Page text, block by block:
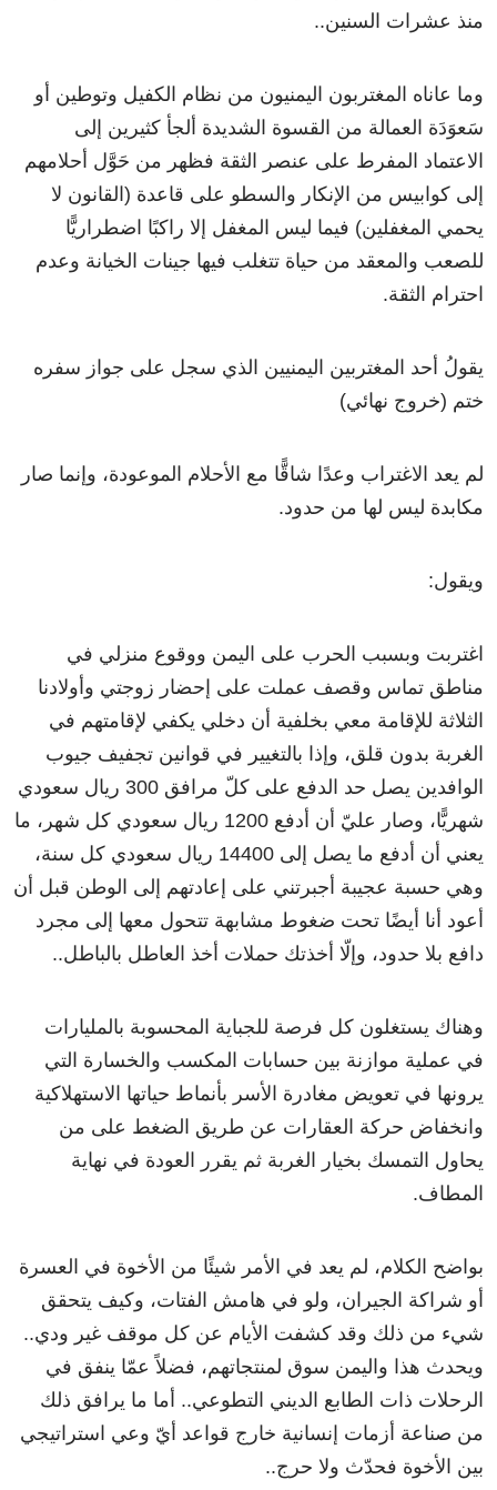
منذ عشرات السنين..
وما عاناه المغتربون اليمنيون من نظام الكفيل وتوطين أو
سَعوَدَة العمالة من القسوة الشديدة ألجأ كثيرين إلى
الاعتماد المفرط على عنصر الثقة فظهر من حَوَّل أحلامهم
إلى كوابيس من الإنكار والسطو على قاعدة (القانون لا
يحمي المغفلين) فيما ليس المغفل إلا راكبًا اضطراريًّا
للصعب والمعقد من حياة تتغلب فيها جينات الخيانة وعدم
احترام الثقة.
يقولُ أحد المغتربين اليمنيين الذي سجل على جواز سفره
ختم (خروج نهائي)
لم يعد الاغتراب وعدًا شاقًّا مع الأحلام الموعودة، وإنما صار
مكابدة ليس لها من حدود.
ويقول:
اغتربت وبسبب الحرب على اليمن ووقوع منزلي في
مناطق تماس وقصف عملت على إحضار زوجتي وأولادنا
الثلاثة للإقامة معي بخلفية أن دخلي يكفي لإقامتهم في
الغربة بدون قلق، وإذا بالتغيير في قوانين تجفيف جيوب
الوافدين يصل حد الدفع على كلّ مرافق 300 ريال سعودي
شهريًّا، وصار عليّ أن أدفع 1200 ريال سعودي كل شهر، ما
يعني أن أدفع ما يصل إلى 14400 ريال سعودي كل سنة،
وهي حسبة عجيبة أجبرتني على إعادتهم إلى الوطن قبل أن
أعود أنا أيضًا تحت ضغوط مشابهة تتحول معها إلى مجرد
دافع بلا حدود، وإلّا أخذتك حملات أخذ العاطل بالباطل..
وهناك يستغلون كل فرصة للجباية المحسوبة بالمليارات
في عملية موازنة بين حسابات المكسب والخسارة التي
يرونها في تعويض مغادرة الأسر بأنماط حياتها الاستهلاكية
وانخفاض حركة العقارات عن طريق الضغط على من
يحاول التمسك بخيار الغربة ثم يقرر العودة في نهاية
المطاف.
بواضح الكلام، لم يعد في الأمر شيئًا من الأخوة في العسرة
أو شراكة الجيران، ولو في هامش الفتات، وكيف يتحقق
شيء من ذلك وقد كشفت الأيام عن كل موقف غير ودي..
ويحدث هذا واليمن سوق لمنتجاتهم، فضلاً عمّا ينفق في
الرحلات ذات الطابع الديني التطوعي.. أما ما يرافق ذلك
من صناعة أزمات إنسانية خارج قواعد أيّ وعي استراتيجي
بين الأخوة فحدّث ولا حرج..